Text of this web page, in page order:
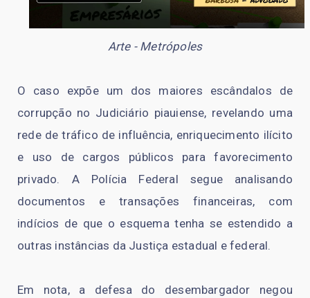
Arte - Metrópoles
O caso expõe um dos maiores escândalos de
corrupção no Judiciário piauiense, revelando uma
rede de tráfico de influência, enriquecimento ilícito
e uso de cargos públicos para favorecimento
privado. A Polícia Federal segue analisando
documentos e transações financeiras, com
indícios de que o esquema tenha se estendido a
outras instâncias da Justiça estadual e federal.
Em nota, a defesa do desembargador negou